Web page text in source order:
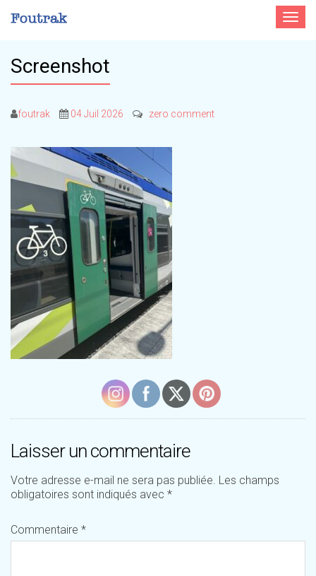
Toggle
Screenshot
foutrak 04 Juil 2026 zero comment
Laisser un commentaire
Votre adresse e-mail ne sera pas publiée. Les champs
obligatoires sont indiqués avec *
Commentaire *